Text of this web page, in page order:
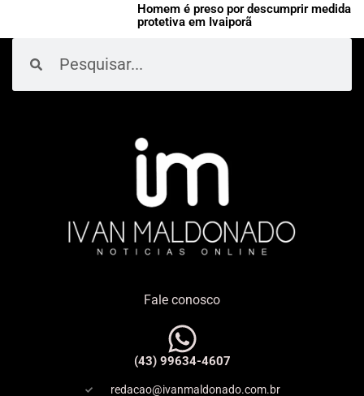
Homem é preso por descumprir medida
protetiva em Ivaiporã
Fale conosco
(43) 99634-4607
redacao@ivanmaldonado.com.br